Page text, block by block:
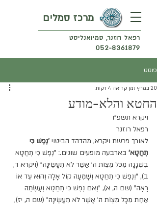
מרכז סמלים
052-8361879
רפאל רוזנר, סמיואנליסט
פוסט
החטא והלא-מודע
20 במרץ זמן קריאה 4 דקות
ויקרא תשפ"ו
רפאל רוזנר
לאורך פרשת ויקרא, מהדהד הביטוי 'נֶפֶשׁ כִּי
תֶחֱטָא' בארבעה מופעים שונים.: "נֶפֶשׁ כִּי תֶחֱטָא
בִשְׁגָגָה מִכֹּל מִצְוֹת ה' אֲשֶׁר לֹא תֵעָשֶׂינָה" (ויקרא ד,
ב), "וְנֶפֶשׁ כִּי תֶחֱטָא וְשָׁמְעָה קוֹל אָלָה וְהוּא עֵד אוֹ
רָאָה" (שם ה, א), "וְאִם נֶפֶשׁ כִּי תֶחֱטָא וְעָשְׂתָה
אַחַת מִכָּל מִצְוֹת ה' אֲשֶׁר לֹא תֵעָשֶׂינָה" (שם ה, יז),